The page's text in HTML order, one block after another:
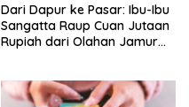
Dari Dapur ke Pasar: Ibu-Ibu
Sangatta Raup Cuan Jutaan
Rupiah dari Olahan Jamur